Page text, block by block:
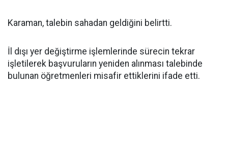
Karaman, talebin sahadan geldiğini belirtti.
İl dışı yer değiştirme işlemlerinde sürecin tekrar
işletilerek başvuruların yeniden alınması talebinde
bulunan öğretmenleri misafir ettiklerini ifade etti.